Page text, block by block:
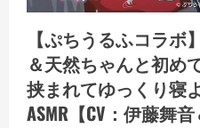
【ぷちうるふコラ
＆天然ちゃんと初め
挟まれてゆっくり寝
ASMR【CV：伊藤舞